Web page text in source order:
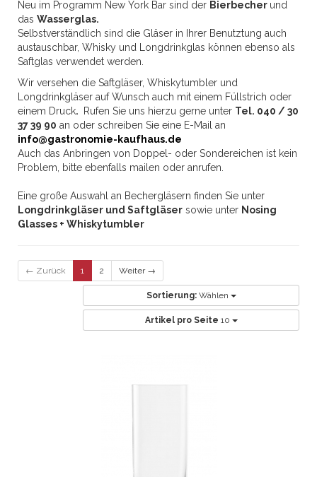
Neu im Programm New York Bar sind der Bierbecher und
das Wasserglas.
Selbstverständlich sind die Gläser in Ihrer Benutztung auch
austauschbar, Whisky und Longdrinkglas können ebenso als
Saftglas verwendet werden.
Wir versehen die Saftgläser, Whiskytumbler und
Longdrinkgläser auf Wunsch auch mit einem Füllstrich oder
einem Druck. Rufen Sie uns hierzu gerne unter Tel. 040 / 30
37 39 90 an oder schreiben Sie eine E-Mail an
info@gastronomie-kaufhaus.de
Auch das Anbringen von Doppel- oder Sondereichen ist kein
Problem, bitte ebenfalls mailen oder anrufen.
Eine große Auswahl an Bechergläsern finden Sie unter
Longdrinkgläser und Saftgläser sowie unter Nosing
Glasses + Whiskytumbler
← Zurück 1 2 Weiter →
Sortierung: Wählen
Artikel pro Seite 10